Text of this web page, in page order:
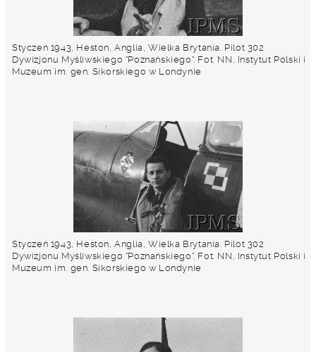
Styczeń 1943, Heston, Anglia, Wielka Brytania. Pilot 302
Dywizjonu Myśliwskiego "Poznańskiego". Fot. NN, Instytut Polski i
Muzeum im. gen. Sikorskiego w Londynie
Styczeń 1943, Heston, Anglia, Wielka Brytania. Pilot 302
Dywizjonu Myśliwskiego "Poznańskiego". Fot. NN, Instytut Polski i
Muzeum im. gen. Sikorskiego w Londynie